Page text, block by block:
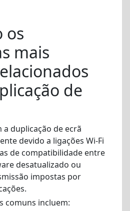
os
mais
de
duplicação de ecrã
devido a ligações Wi-Fi
de compatibilidade entre
desatualizado ou
impostas por
comuns incluem: